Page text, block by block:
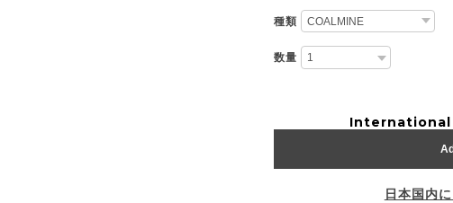
種類
数量
International
日本国内